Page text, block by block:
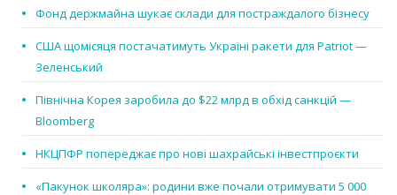
Фонд держмайна шукає склади для постраждалого бізнесу
США щомісяця постачатимуть Україні ракети для Patriot —
Зеленський
Північна Корея заробила до $22 млрд в обхід санкцій —
Bloomberg
НКЦПФР попереджає про нові шахрайські інвестпроєкти
«Пакунок школяра»: родини вже почали отримувати 5 000